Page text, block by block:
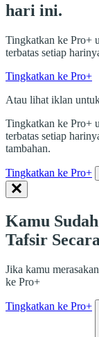
hari ini.
Tingkatkan ke Pro+
terbatas setiap
Tingkatkan ke Pro+
Atau lihat iklan
Tingkatkan ke Pro+
terbatas setiap
tambahan.
Tingkatkan ke Pro+
Kamu
Tafsir
Jika kamu
ke Pro+
Tingkatkan ke Pro+